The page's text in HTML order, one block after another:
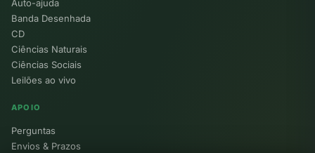
Auto-ajuda
Banda Desenhada
CD
Ciências Naturais
Ciências Sociais
Leilões ao vivo
APOIO
Perguntas
Envios & Prazos